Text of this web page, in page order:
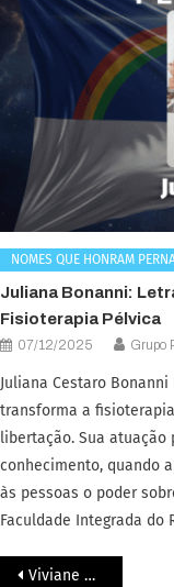
NOMES QUE HONRAM
Juliana Bonanni:
Fisioterapia Pélvica
07/12/2025 Grupo
Juliana Cestaro
transforma a
libertação. Sua atuação
conhecimento, quando
às pessoas o poder
Faculdade Integrada do
Viviane Meneses: A Advocacia com Propósito, Educação e Ativismo